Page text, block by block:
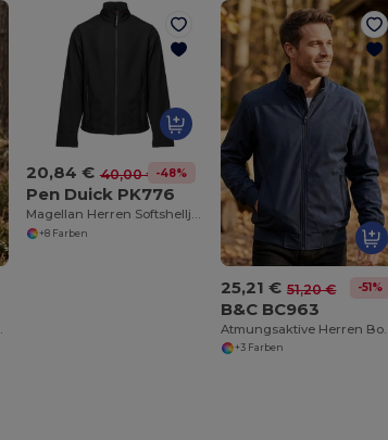
20,84 € 40,00 € -48%
Pen Duick PK776
Magellan Herren Softshelljacke mit Fleece
+8 Farben
25,21 € 51,20 € -51%
B&C BC963
+3 Farben